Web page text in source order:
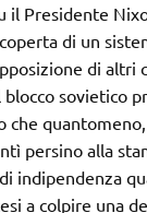
il Presidente
di un
di altri
sovietico
che
persino alla
indipendenza
a colpire una